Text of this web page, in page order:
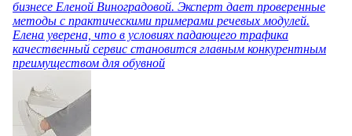
бизнесе Еленой Виноградовой. Эксперт дает проверенные
методы с практическими примерами речевых модулей.
Елена уверена, что в условиях падающего трафика
качественный сервис становится главным конкурентным
преимуществом для обувной